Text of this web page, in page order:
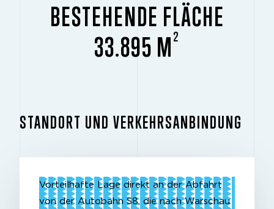
BESTEHENDE FLÄCHE
33.895 M 2
STANDORT UND VERKEHRSANBINDUNG
Vorteilhafte Lage direkt an der Abfahrt
von der Autobahn S8, die nach Warschau